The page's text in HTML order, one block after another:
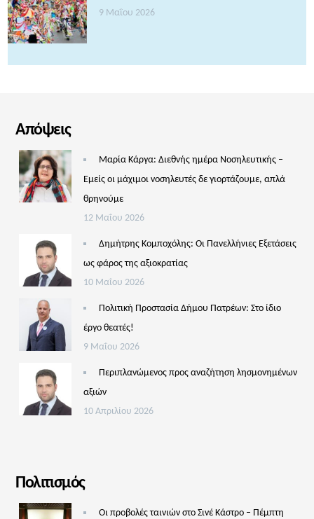
9 Μαΐου 2026
Απόψεις
Μαρία Κάργα: Διεθνής ημέρα Νοσηλευτικής –
Εμείς οι μάχιμοι νοσηλευτές δε γιορτάζουμε, απλά
θρηνούμε
12 Μαΐου 2026
Δημήτρης Κομποχόλης: Οι Πανελλήνιες Εξετάσεις
ως φάρος της αξιοκρατίας
10 Μαΐου 2026
Πολιτική Προστασία Δήμου Πατρέων: Στο ίδιο
έργο θεατές!
9 Μαΐου 2026
Περιπλανώμενος προς αναζήτηση λησμονημένων
αξιών
10 Απριλίου 2026
Πολιτισμός
Οι προβολές ταινιών στο Σινέ Κάστρο – Πέμπτη